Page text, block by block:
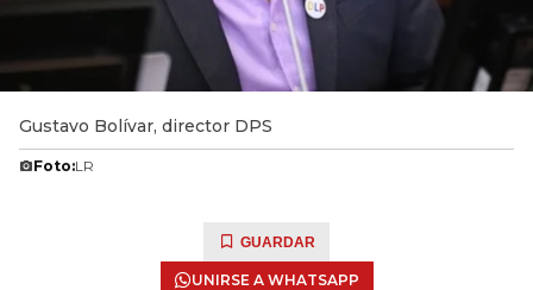
Gustavo Bolívar, director DPS
Foto:LR
GUARDAR
UNIRSE A WHATSAPP